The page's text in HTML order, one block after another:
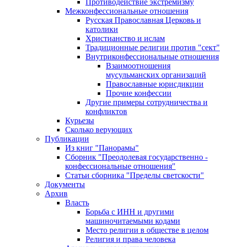
Противодействие экстремизму
Межконфессиональные отношения
Русская Православная Церковь и
католики
Христианство и ислам
Традиционные религии против "сект"
Внутриконфессиональные отношения
Взаимоотношения
мусульманских организаций
Православные юрисдикции
Прочие конфессии
Другие примеры сотрудничества и
конфликтов
Курьезы
Сколько верующих
Публикации
Из книг "Панорамы"
Сборник "Преодолевая государственно -
конфессиональные отношения"
Статьи сборника "Пределы светскости"
Документы
Архив
Власть
Борьба с ИНН и другими
машиночитаемыми кодами
Место религии в обществе в целом
Религия и права человека